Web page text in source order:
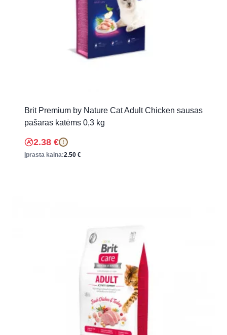
Brit Premium by Nature Cat Adult Chicken sausas
pašaras katėms 0,3 kg
2.38 € !
Įprasta kaina:2.50 €